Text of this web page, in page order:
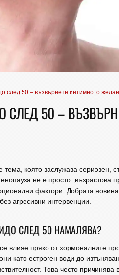
след 50 – възвърнете интимното
50 –
тема, която заслужава сериозен,
не е просто „възрастова
фактори. Добрата
агресивни интервенции.
СЛЕД 50 НАМАЛЯВА?
влияе пряко от хормоналните
като естроген води до
Това често